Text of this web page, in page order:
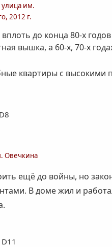
им.
2012 г.
до конца 80-х
вышка, а 60-х, 70-х
квартиры с высокими
Овечкина
ещё до войны, но
В доме жил и